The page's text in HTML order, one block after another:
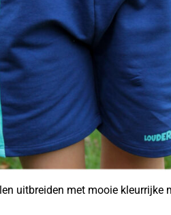
uitbreiden met mooie